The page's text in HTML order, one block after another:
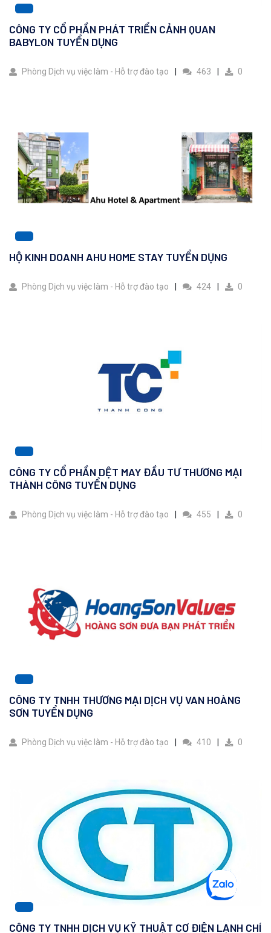
CÔNG TY CỔ PHẦN PHÁT TRIỂN CẢNH QUAN
BABYLON TUYỂN DỤNG
Phòng Dịch vụ việc làm - Hỗ trợ đào tạo 463 0
HỘ KINH DOANH AHU HOME STAY TUYỂN DỤNG
Phòng Dịch vụ việc làm - Hỗ trợ đào tạo 424 0
CÔNG TY CỔ PHẦN DỆT MAY ĐẦU TƯ THƯƠNG MẠI
THÀNH CÔNG TUYỂN DỤNG
Phòng Dịch vụ việc làm - Hỗ trợ đào tạo 455 0
CÔNG TY TNHH THƯƠNG MẠI DỊCH VỤ VAN HOÀNG
SƠN TUYỂN DỤNG
Phòng Dịch vụ việc làm - Hỗ trợ đào tạo 410 0
CÔNG TY TNHH DỊCH VỤ KỸ THUẬT CƠ ĐIỆN LẠNH CHÍ